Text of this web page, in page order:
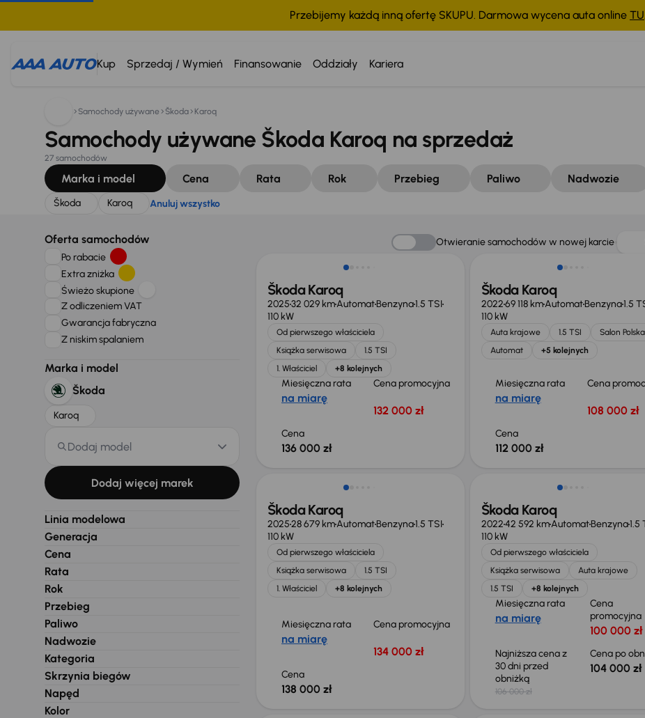
Przebijemy każdą inną ofertę SKUPU. Darmowa wycena auta online TU.
Kup Sprzedaj / Wymień Finansowanie Oddziały Kariera
Szukam: Anuluj wszystko
Samochody używane Škoda Karoq
Samochody używane Škoda Karoq na sprzedaż
27 samochodów
Marka i model Cena Rata Rok Przebieg Paliwo Nadwozie
Škoda Karoq Anuluj wszystko
Oferta samochodów
Po rabacie
Extra zniżka
Świeżo skupione
Z odliczeniem VAT
Gwarancja fabryczna
Z niskim spalaniem
Marka i model
Škoda
Karoq
Dodaj model
Dodaj więcej marek
Linia modelowa
Generacja
Cena
Rata
Rok
Przebieg
Paliwo
Nadwozie
Kategoria
Skrzynia biegów
Napęd
Kolor
Otwieranie samochodów w nowej karcie
Od nowego taniej o 28 200 zł
Škoda Karoq
202532 029 kmAutomatBenzyna1.5 TSI
110 kW
Od pierwszego właściciela
Książka serwisowa
1.5 TSI
1. Właściciel
+8 kolejnych
Miesięczna rata
na miarę
Cena promocyjna
132 000 zł
Cena
136 000 zł
Możliwość odliczenia VAT
Škoda Karoq
202269 118 kmAutomatBenzyna1.5
110 kW
Auta krajowe 1.5 TSI
Salon Polska
Automat
+5 kolejnych
Miesięczna rata
na miarę
Cena
108 000 zł
Cena
112 000 zł
Od nowego taniej o 24 400 zł
Škoda Karoq
202528 679 kmAutomatBenzyna1.5 TSI
110 kW
Od pierwszego właściciela
Książka serwisowa
1.5 TSI
1. Właściciel
+8 kolejnych
Miesięczna rata
na miarę
Cena promocyjna
134 000 zł
Cena
138 000 zł
Škoda Karoq
202242 592 kmAutomatBenzyna1.5
110 kW
Od pierwszego właściciela
Książka serwisowa
Auta krajowe
1.5 TSI
+8 kolejnych
Miesięczna rata
na miarę
Cena
promocyjna
100 000 zł
Najniższa cena z
30 dni przed
obniżką
106 000 zł
Cena po
104 000 zł
Taniej o 1 500 zł